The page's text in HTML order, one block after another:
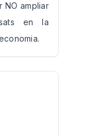
NO ampliar
en la